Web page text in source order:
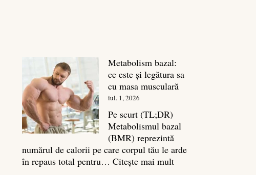
Metabolism bazal:
ce este și legătura sa
cu masa musculară
iul. 1, 2026
Pe scurt (TL;DR)
Metabolismul bazal
(BMR) reprezintă
numărul de calorii pe care corpul tău le arde
în repaus total pentru…Citește mai mult: